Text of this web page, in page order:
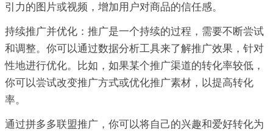
引力的图片或视频，增加用户对商品的信任感。
持续推广并优化：推广是一个持续的过程，需要不断尝试
和调整。你可以通过数据分析工具来了解推广效果，针对
性地进行优化。比如，如果某个推广渠道的转化率较低，
你可以尝试改变推广方式或优化推广素材，以提高转化
率。
通过拼多多联盟推广，你可以将自己的兴趣和爱好转化为